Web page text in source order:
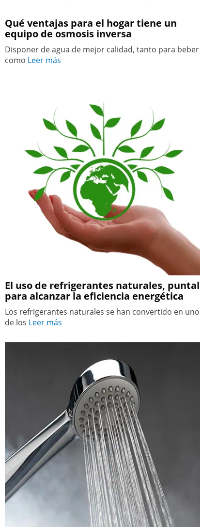
Qué ventajas para el hogar tiene un
equipo de osmosis inversa
Disponer de agua de mejor calidad, tanto para beber
como Leer más
El uso de refrigerantes naturales, puntal
para alcanzar la eficiencia energética
Los refrigerantes naturales se han convertido en uno
de los Leer más